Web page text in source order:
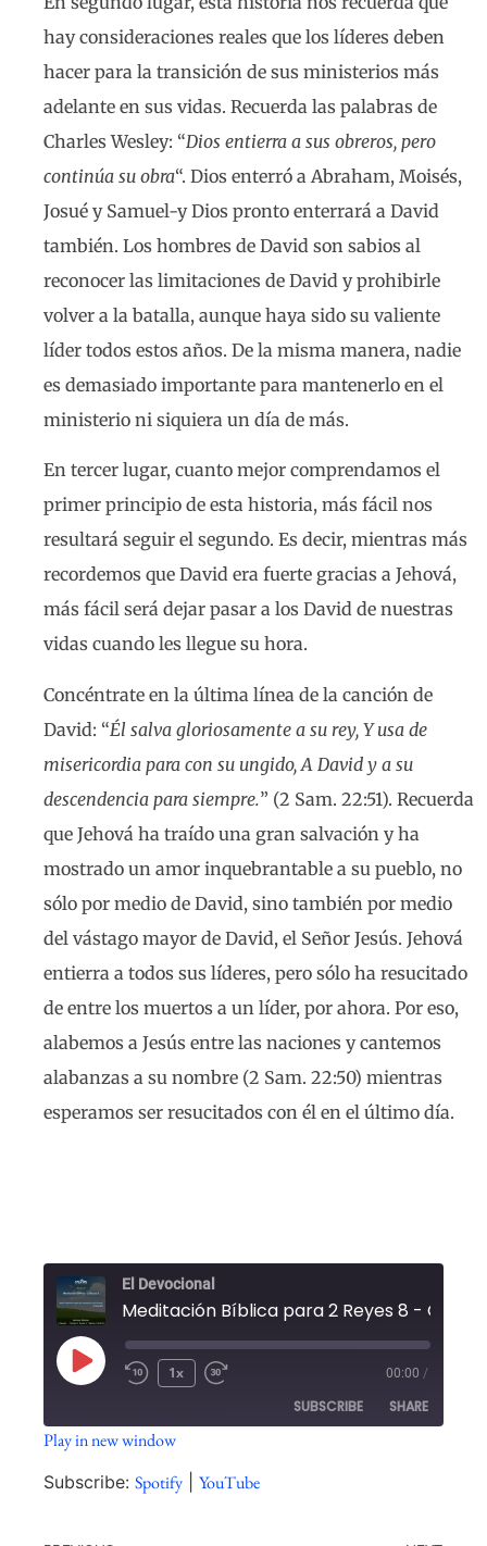
hay consideraciones reales que los líderes deben
hacer para la transición de sus ministerios más
adelante en sus vidas. Recuerda las palabras de
Charles Wesley: “Dios entierra a sus obreros, pero
continúa su obra“. Dios enterró a Abraham, Moisés,
Josué y Samuel-y Dios pronto enterrará a David
también. Los hombres de David son sabios al
reconocer las limitaciones de David y prohibirle
volver a la batalla, aunque haya sido su valiente
líder todos estos años. De la misma manera, nadie
es demasiado importante para mantenerlo en el
ministerio ni siquiera un día de más.
En tercer lugar, cuanto mejor comprendamos el
primer principio de esta historia, más fácil nos
resultará seguir el segundo. Es decir, mientras más
recordemos que David era fuerte gracias a Jehová,
más fácil será dejar pasar a los David de nuestras
vidas cuando les llegue su hora.
Concéntrate en la última línea de la canción de
David: “Él salva gloriosamente a su rey, Y usa de
misericordia para con su ungido, A David y a su
descendencia para siempre.” (2 Sam. 22:51). Recuerda
que Jehová ha traído una gran salvación y ha
mostrado un amor inquebrantable a su pueblo, no
sólo por medio de David, sino también por medio
del vástago mayor de David, el Señor Jesús. Jehová
entierra a todos sus líderes, pero sólo ha resucitado
de entre los muertos a un líder, por ahora. Por eso,
alabemos a Jesús entre las naciones y cantemos
alabanzas a su nombre (2 Sam. 22:50) mientras
esperamos ser resucitados con él en el último día.
El Devocional
1x 00:00 /
SUBSCRIBE SHARE
SHARE
Play in new window
Subscribe: Spotify| YouTube